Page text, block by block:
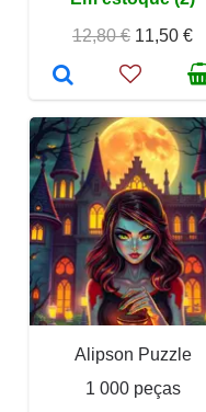
12,80 € 11,50 €
Alipson Puzzle
1 000 peças